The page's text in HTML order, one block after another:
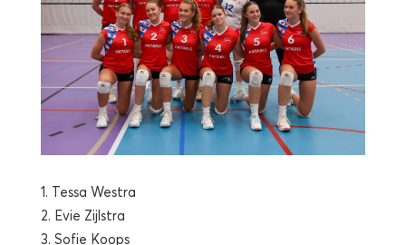
1. Tessa Westra
2. Evie Zijlstra
3. Sofie Koops